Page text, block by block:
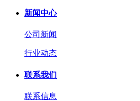
新闻中心
公司新闻
行业动态
联系我们
联系信息